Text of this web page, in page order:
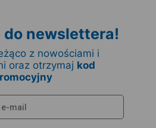
do newslettera!
z nowościami i
oraz otrzymaj kod